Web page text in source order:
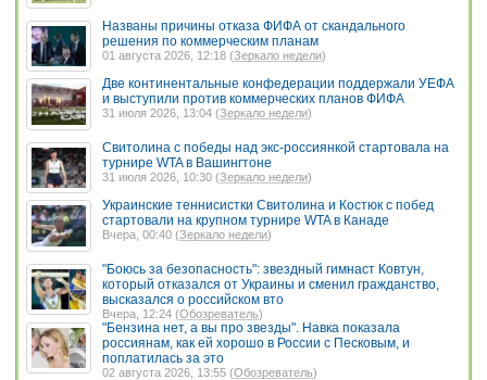
Названы причины отказа ФИФА от скандального
решения по коммерческим планам
01 августа 2026, 12:18 (Зеркало недели)
Две континентальные конфедерации поддержали УЕФА
и выступили против коммерческих планов ФИФА
31 июля 2026, 13:04 (Зеркало недели)
Свитолина с победы над экс-россиянкой стартовала на
турнире WTA в Вашингтоне
31 июля 2026, 10:30 (Зеркало недели)
Украинские теннисистки Свитолина и Костюк с побед
стартовали на крупном турнире WTA в Канаде
Вчера, 00:40 (Зеркало недели)
"Боюсь за безопасность": звездный гимнаст Ковтун,
который отказался от Украины и сменил гражданство,
высказался о российском вто
Вчера, 12:24 (Обозреватель)
"Бензина нет, а вы про звезды". Навка показала
россиянам, как ей хорошо в России с Песковым, и
поплатилась за это
02 августа 2026, 13:55 (Обозреватель)